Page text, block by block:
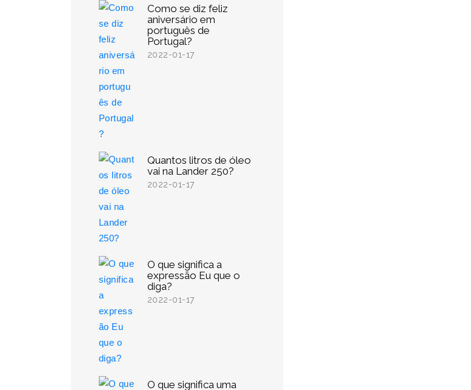
Como se diz feliz
aniversário em
português de
Portugal?
2022-01-17
Quantos litros de óleo
vai na Lander 250?
2022-01-17
O que significa a
expressão Eu que o
diga?
2022-01-17
O que significa uma